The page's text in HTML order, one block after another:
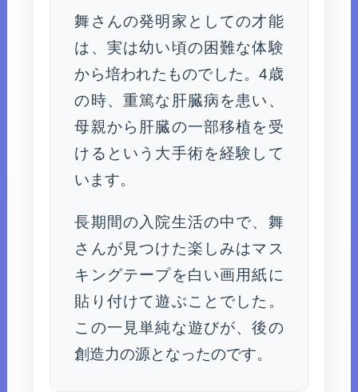
舞さんの発明家としての才能
は、実は幼い頃の困難な体験
から培われたものでした。4歳
の時、重篤な肝臓病を患い、
母親から肝臓の一部移植を受
けるという大手術を経験して
います。
長期間の入院生活の中で、舞
さんが見つけた楽しみはマス
キングテープを白い画用紙に
貼り付けて遊ぶことでした。
この一見単純な遊びが、後の
創造力の源となったのです。